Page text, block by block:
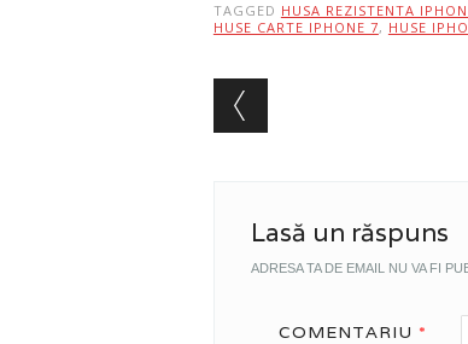
TAGGED HUSA REZISTENTA
HUSE CARTE IPHONE 7, HUSE
Post
Lasă un răspuns
ADRESA TA DE EMAIL NU VA FI
COMENTARIU *